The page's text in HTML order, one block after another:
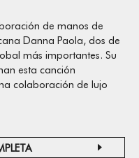
de manos de
Danna Paola, dos de
más importantes. Su
esta canción
colaboración de lujo